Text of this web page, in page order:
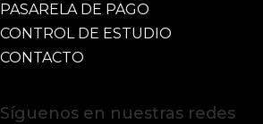
PASARELA DE PAGO
CONTROL DE ESTUDIO
CONTACTO
Síguenos en nuestras redes